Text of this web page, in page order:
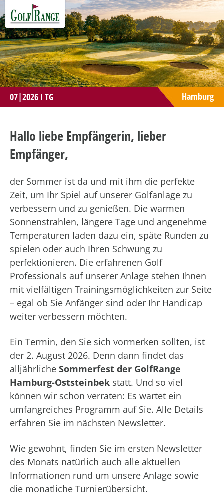
Hamburg
07|2026 I TG
Hallo liebe Empfängerin, lieber
Empfänger,
der Sommer ist da und mit ihm die perfekte
Zeit, um Ihr Spiel auf unserer Golfanlage zu
verbessern und zu genießen. Die warmen
Sonnenstrahlen, längere Tage und angenehme
Temperaturen laden dazu ein, späte Runden zu
spielen oder auch Ihren Schwung zu
perfektionieren. Die erfahrenen Golf
Professionals auf unserer Anlage stehen Ihnen
mit vielfältigen Trainingsmöglichkeiten zur Seite
– egal ob Sie Anfänger sind oder Ihr Handicap
weiter verbessern möchten.
Ein Termin, den Sie sich vormerken sollten, ist
der 2. August 2026. Denn dann findet das
alljährliche Sommerfest der GolfRange
Hamburg-Oststeinbek statt. Und so viel
können wir schon verraten: Es wartet ein
umfangreiches Programm auf Sie. Alle Details
erfahren Sie im nächsten Newsletter.
Wie gewohnt, finden Sie im ersten Newsletter
des Monats natürlich auch alle aktuellen
Informationen rund um unsere Anlage sowie
die monatliche Turnierübersicht.